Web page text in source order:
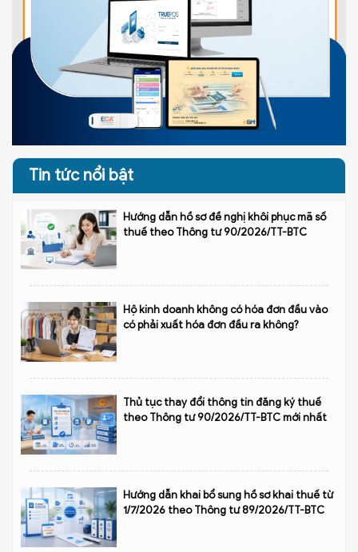
Tin tức nổi bật
Hướng dẫn hồ sơ đề nghị khôi phục mã số
thuế theo Thông tư 90/2026/TT-BTC
Hộ kinh doanh không có hóa đơn đầu vào
có phải xuất hóa đơn đầu ra không?
Thủ tục thay đổi thông tin đăng ký thuế
theo Thông tư 90/2026/TT-BTC mới nhất
Hướng dẫn khai bổ sung hồ sơ khai thuế từ
1/7/2026 theo Thông tư 89/2026/TT-BTC